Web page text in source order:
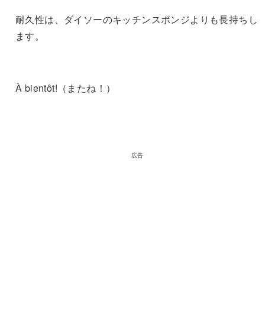
耐久性は、ダイソーのキッチンスポンジよりも長持ちし
ます。
À bientôt!（またね！）
広告